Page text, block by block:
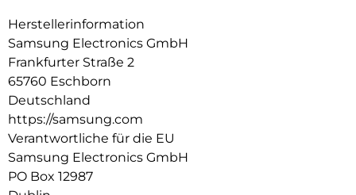
Herstellerinformation
Samsung Electronics GmbH
Frankfurter Straße 2
65760 Eschborn
Deutschland
https://samsung.com
Verantwortliche für die EU
Samsung Electronics GmbH
PO Box 12987